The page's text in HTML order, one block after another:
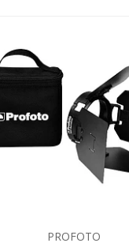
PROFOTO